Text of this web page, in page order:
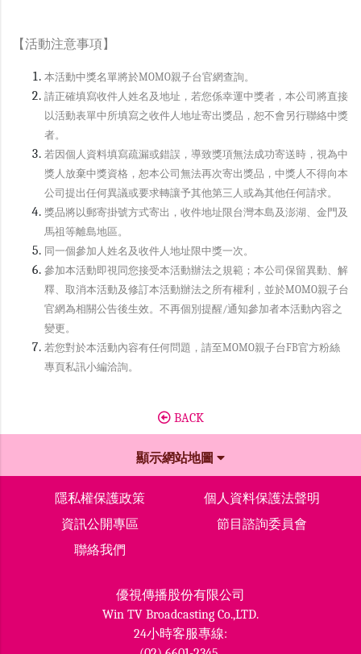
【活動注意事項】
本活動中獎名單將於MOMO親子台官網查詢。
請正確填寫收件人姓名及地址，若您係幸運中獎者，本公司將直接
以活動表單中所填寫之收件人地址寄出獎品，恕不會另行聯絡中獎
者。
若因個人資料填寫疏漏或錯誤，導致獎項無法成功寄送時，視為中
獎人放棄中獎資格，恕本公司無法再次寄出獎品，中獎人不得向本
公司提出任何異議或要求轉讓予其他第三人或為其他任何請求。
獎品將以郵寄掛號方式寄出，收件地址限台灣本島及澎湖、金門及
馬祖等離島地區。
同一個參加人姓名及收件人地址限中獎一次。
參加本活動即視同您接受本活動辦法之規範；本公司保留異動、解
釋、取消本活動及修訂本活動辦法之所有權利，並於MOMO親子台
官網為相關公告後生效。不再個別提醒/通知參加者本活動內容之
變更。
若您對於本活動內容有任何問題，請至MOMO親子台FB官方粉絲
專頁私訊小編洽詢。
BACK
顯示網站地圖
隱私權保護政策
個人資料保護法聲明
資訊公開專區
節目諮詢委員會
聯絡我們
優視傳播股份有限公司
Win TV Broadcasting Co.,LTD.
24小時客服專線: